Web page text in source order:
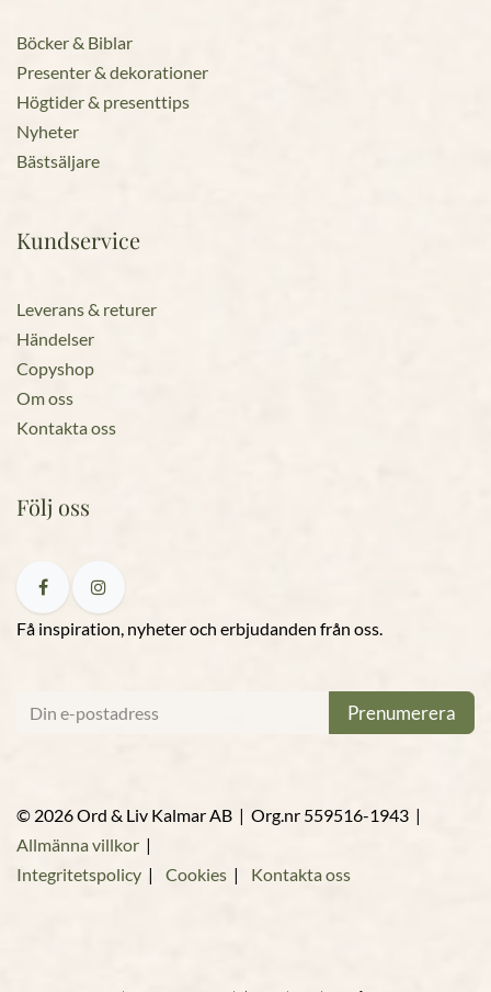
Böcker & Biblar
Presenter & dekorationer
Högtider & presenttips
Nyheter
Bästsäljare
Kundservice
Leverans & returer
Händelser
Copyshop
Om oss
Kontakta oss
Följ oss
Få inspiration, nyheter och erbjudanden från oss.
Prenumerera
© 2026 Ord & Liv Kalmar AB | Org.nr 559516-1943 |
Allmänna villkor |
Integritetspolicy | Cookies | Kontakta oss